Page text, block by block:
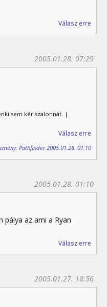
Válasz erre
2005.01.28. 07:29
sem kér szalonnát. |
Válasz erre
Pathfinder 2005.01.28. 01:10
2005.01.28. 01:10
pálya az ami a Ryan
Válasz erre
2005.01.27. 18:56